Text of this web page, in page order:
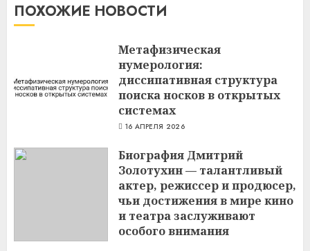
ПОХОЖИЕ НОВОСТИ
Метафизическая
нумерология:
диссипативная структура
поиска носков в открытых
системах
16 АПРЕЛЯ 2026
Биография Дмитрий
Золотухин — талантливый
актер, режиссер и продюсер,
чьи достижения в мире кино
и театра заслуживают
особого внимания